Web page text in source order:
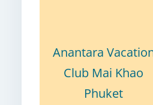
Anantara
Club Mai Khao
Phuket